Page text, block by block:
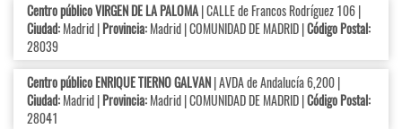
Centro público VIRGEN DE LA PALOMA| CALLE de Francos Rodríguez 106 |
Ciudad:Madrid |Provincia:Madrid | COMUNIDAD DE MADRID |Código Postal:
28039
Centro público ENRIQUE TIERNO GALVAN| AVDA de Andalucía 6,200 |
Ciudad:Madrid |Provincia:Madrid | COMUNIDAD DE MADRID |Código Postal:
28041